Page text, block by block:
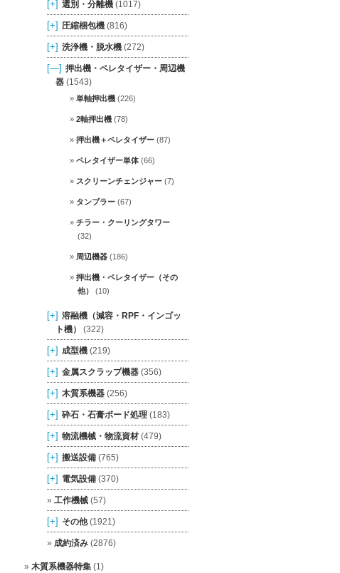
[+] 選別・分離機(1017)
[+] 圧縮梱包機(816)
[+] 洗浄機・脱水機(272)
[—] 押出機・ペレタイザー・周辺機
器(1543)
単軸押出機(226)
2軸押出機(78)
押出機＋ペレタイザー(87)
ペレタイザー単体(66)
スクリーンチェンジャー(7)
タンブラー(67)
チラー・クーリングタワー
(32)
周辺機器(186)
押出機・ペレタイザー（その
他）
(10)
[+] 溶融機（減容・RPF・インゴッ
ト機）
(322)
[+] 成型機(219)
[+] 金属スクラップ機器(356)
[+] 木質系機器(256)
[+] 砕石・石膏ボード処理(183)
[+] 物流機械・物流資材(479)
[+] 搬送設備(765)
[+] 電気設備(370)
工作機械(57)
[+] その他(1921)
成約済み(2876)
木質系機器特集(1)